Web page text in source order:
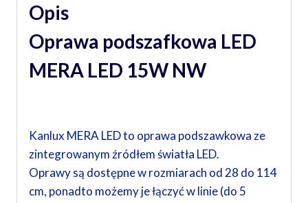
Opis
Oprawa podszafkowa LED
MERA LED 15W NW
Kanlux MERA LED to oprawa podszawkowa ze
zintegrowanym źródłem światła LED.
Oprawy są dostępne w rozmiarach od 28 do 114
cm, ponadto możemy je łączyć w linie (do 5